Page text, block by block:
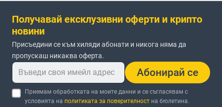
Получавай ексклузивни оферти и крипто
новини
Присъедини се към хиляди абонати и никога няма да
пропускаш никаква оферта.
Абонирай се
Приемам обработката на моите данни и се съгласявам с
условията на политиката за поверителност на бюлетина.